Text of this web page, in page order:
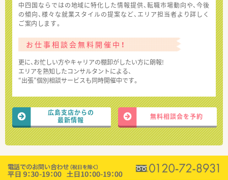
中四国ならではの地域に特化した情報提供、転職市場動向や、今後
の傾向、様々な就業スタイルの提案など、エリア担当者より詳しく
ご案内します。
お仕事相談会無料開催中！
更に、お忙しい方やキャリアの棚卸がしたい方に朗報!
エリアを熟知したコンサルタントによる、
“出張”個別相談サービスも同時開催中です。
広島支店からの
最新情報
無料相談会を予約